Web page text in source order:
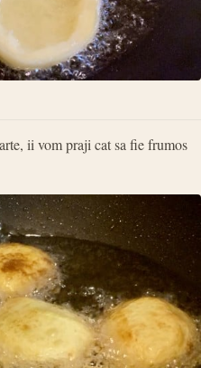
ii vom praji cat sa fie frumos